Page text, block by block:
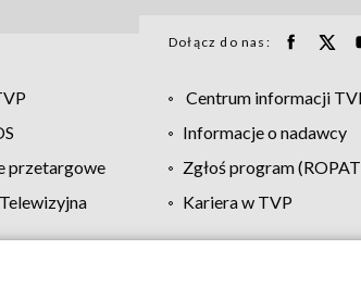
Dołącz do nas:
Centrum informacji
Informacje o nadawcy
przetargowe Zgłoś program
Kariera w TVP